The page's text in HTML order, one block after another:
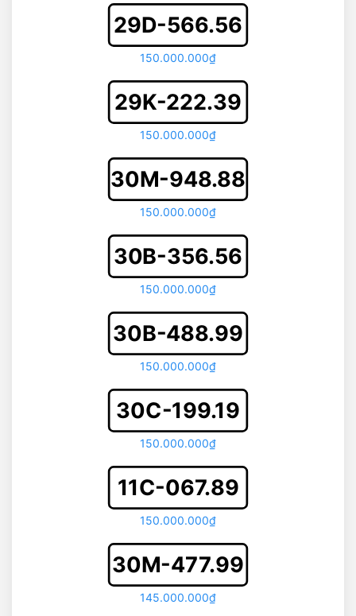
29D-566.56
150.000.000₫
29K-222.39
150.000.000₫
30M-948.88
150.000.000₫
30B-356.56
150.000.000₫
30B-488.99
150.000.000₫
30C-199.19
150.000.000₫
11C-067.89
150.000.000₫
30M-477.99
145.000.000₫